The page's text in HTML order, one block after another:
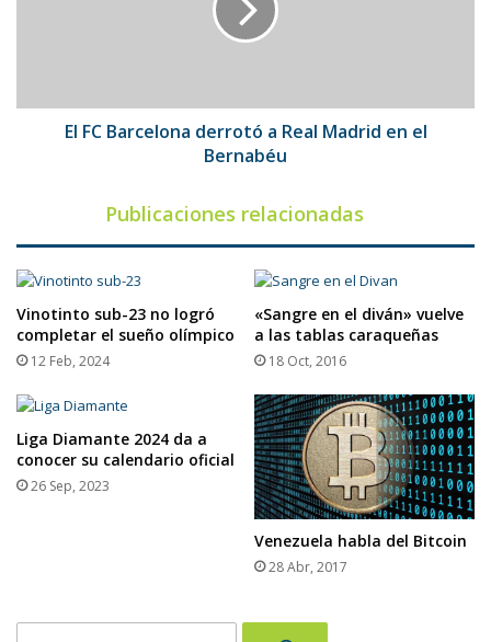
el
BernabéuEl FC Barcelona derrotó a Real Madrid en el
Bernabéu
Publicaciones relacionadas
Vinotinto sub-23 no logró
completar el sueño olímpico
12 Feb, 2024
«Sangre en el diván» vuelve
a las tablas caraqueñas
18 Oct, 2016
Liga Diamante 2024 da a
conocer su calendario oficial
26 Sep, 2023
Venezuela habla del Bitcoin
28 Abr, 2017